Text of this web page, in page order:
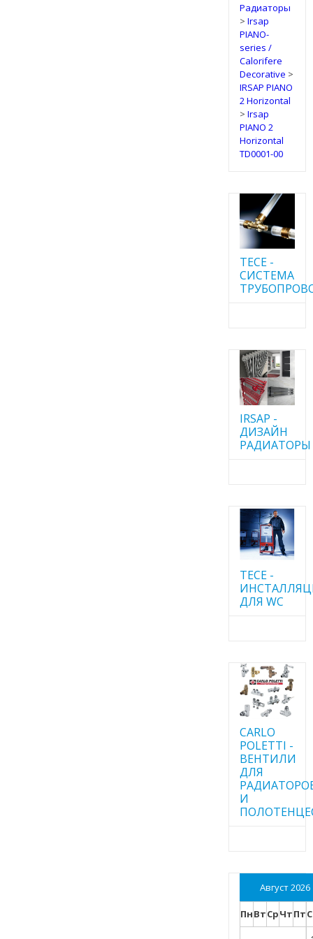
Радиаторы
> Irsap
PIANO-
series /
Calorifere
Decorative >
IRSAP PIANO
2 Horizontal
> Irsap
PIANO 2
Horizontal
TD0001-00
TECE -
CИСТЕМА
IRSAP -
ДИЗАЙН
РАДИАТОРЫ
TECE -
ДЛЯ WC
CARLO
POLETTI -
ВЕНТИЛИ
ДЛЯ
И
Август 2026
ПнВтСрЧтПт